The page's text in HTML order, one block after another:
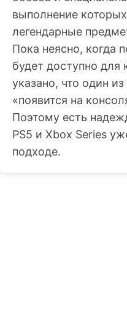
выполнение
легендарные
Пока неясно, когда
будет доступно для
указано, что один
«появится на
Поэтому есть
PS5 и Xbox Series
подходе.